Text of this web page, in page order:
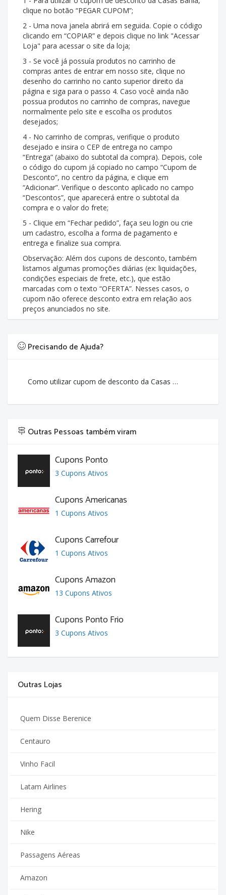
clique no botão “PEGAR CUPOM”;
2 - Uma nova janela abrirá em seguida. Copie o código
clicando em “COPIAR” e depois clique no link "Acessar
Loja" para acessar o site da loja;
3 - Se você já possuía produtos no carrinho de
compras antes de entrar em nosso site, clique no
desenho do carrinho no canto superior direito da
página e siga para o passo 4. Caso você ainda não
possua produtos no carrinho de compras, navegue
normalmente pelo site e escolha os produtos
desejados;
4 - No carrinho de compras, verifique o produto
desejado e insira o CEP de entrega no campo
“Entrega” (abaixo do subtotal da compra). Depois, cole
o código do cupom já copiado no campo “Cupom de
Desconto”, no centro da página, e clique em
“Adicionar”. Verifique o desconto aplicado no campo
“Descontos”, que aparecerá entre o subtotal da
compra e o valor do frete;
5 - Clique em “Fechar pedido”, faça seu login ou crie
um cadastro, escolha a forma de pagamento e
entrega e finalize sua compra.
Observação: Além dos cupons de desconto, também
listamos algumas promoções diárias (ex: liquidações,
condições especiais de frete, etc.), que estão
marcadas com o texto “OFERTA”. Nesses casos, o
cupom não oferece desconto extra em relação aos
preços anunciados no site.
Precisando de Ajuda?
Como utilizar cupom de desconto da Casas Bahia?
Outras Pessoas também viram
Cupons Ponto
3 Cupons Ativos
Cupons Americanas
1 Cupons Ativos
Cupons Carrefour
1 Cupons Ativos
Cupons Amazon
13 Cupons Ativos
Cupons Ponto Frio
3 Cupons Ativos
Outras Lojas
Quem Disse Berenice
Centauro
Vinho Facil
Latam Airlines
Hering
Nike
Passagens Aéreas
Amazon